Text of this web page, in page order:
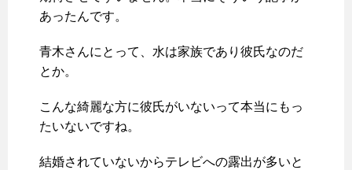
あったんです。
青木さんにとって、水は家族であり彼氏なのだ
とか。
こんな綺麗な方に彼氏がいないって本当にもっ
たいないですね。
結婚されていないからテレビへの露出が多いと